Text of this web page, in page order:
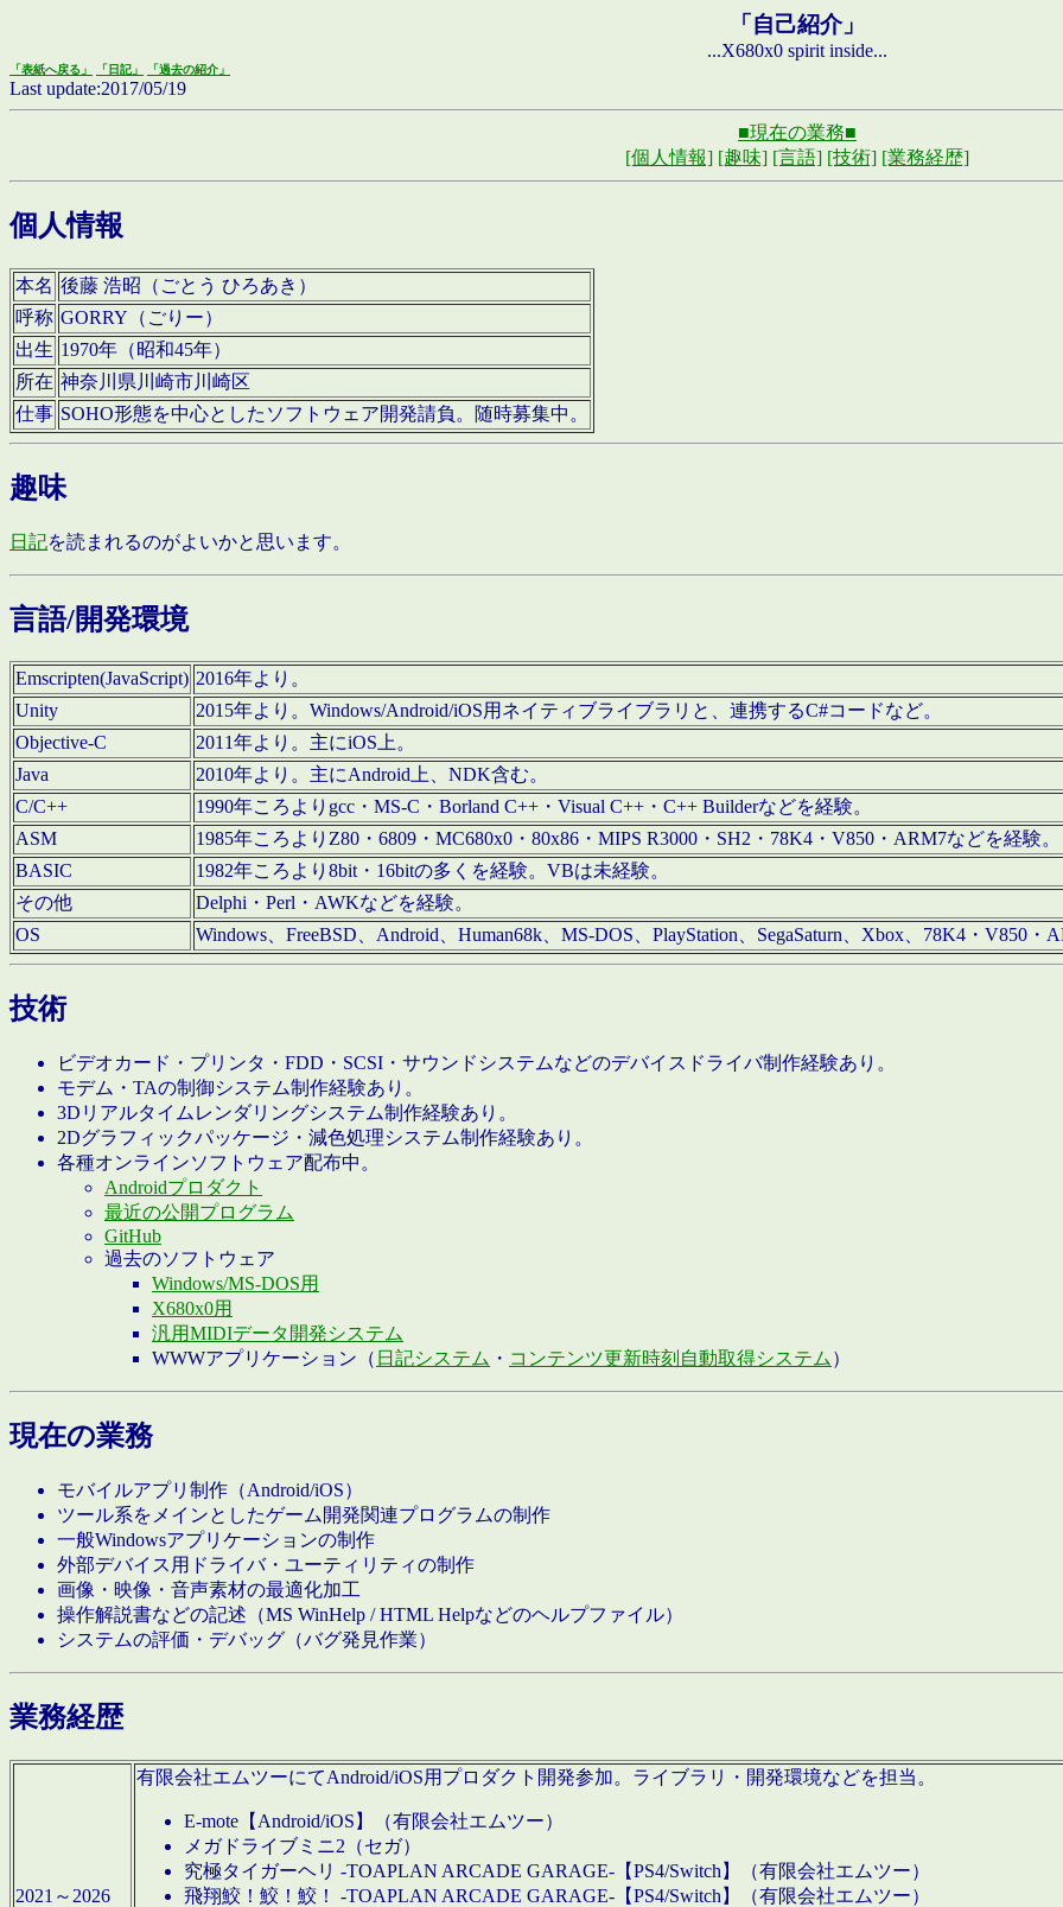
「自己紹介」
...X680x0 spirit inside...
「表紙へ戻る」 「日記」 「過去の紹介」
Last update:2017/05/19
■現在の業務■
[個人情報] [趣味] [言語] [技術] [業務経歴]
個人情報
本名 後藤 浩昭（ごとう ひろあき）
呼称 GORRY（ごりー）
出生 1970年（昭和45年）
所在 神奈川県川崎市川崎区
仕事 SOHO形態を中心としたソフトウェア開発請負。随時募集中。
趣味
日記を読まれるのがよいかと思います。
言語/開発環境
Emscripten(JavaScript) 2016年より。
Unity
2015年より。Windows/Android/iOS用ネイティブライブラリと、連携するC#コードなど。
Objective-C
2011年より。主にiOS上。
Java
2010年より。主にAndroid上、NDK含む。
C/C++
1990年ころよりgcc・MS-C・Borland C++・Visual C++・C++ Builderなどを経験。
ASM
1985年ころよりZ80・6809・MC680x0・80x86・MIPS R3000・SH2・78K4・V850・ARM7などを経験。
BASIC
1982年ころより8bit・16bitの多くを経験。VBは未経験。
その他
Delphi・Perl・AWKなどを経験。
OS
Windows、FreeBSD、Android、Human68k、MS-DOS、PlayStation、SegaSaturn、Xbox、78K4・V850・
技術
ビデオカード・プリンタ・FDD・SCSI・サウンドシステムなどのデバイスドライバ制作経験あり。
モデム・TAの制御システム制作経験あり。
3Dリアルタイムレンダリングシステム制作経験あり。
2Dグラフィックパッケージ・減色処理システム制作経験あり。
各種オンラインソフトウェア配布中。
Androidプロダクト
最近の公開プログラム
GitHub
過去のソフトウェア
Windows/MS-DOS用
X680x0用
汎用MIDIデータ開発システム
WWWアプリケーション（ 日記システム ・ コンテンツ更新時刻自動取得システム ）
現在の業務
モバイルアプリ制作（Android/iOS）
ツール系をメインとしたゲーム開発関連プログラムの制作
一般Windowsアプリケーションの制作
外部デバイス用ドライバ・ユーティリティの制作
画像・映像・音声素材の最適化加工
操作解説書などの記述（MS WinHelp / HTML Helpなどのヘルプファイル）
システムの評価・デバッグ（バグ発見作業）
業務経歴
2021～2026
有限会社エムツーにてAndroid/iOS用プロダクト開発参加。ライブラリ・開発環境などを担当。
E-mote【Android/iOS】（有限会社エムツー）
メガドライブミニ2（セガ）
究極タイガーヘリ -TOAPLAN ARCADE GARAGE-【PS4/Switch】（有限会社エムツー）
飛翔鮫！鮫！鮫！ -TOAPLAN ARCADE GARAGE-【PS4/Switch】（有限会社エムツー）